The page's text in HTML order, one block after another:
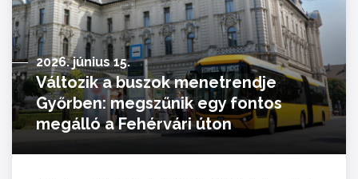
2026. június 15.
Változik a buszok menetrendje
Győrben: megszűnik egy fontos
megálló a Fehérvári úton